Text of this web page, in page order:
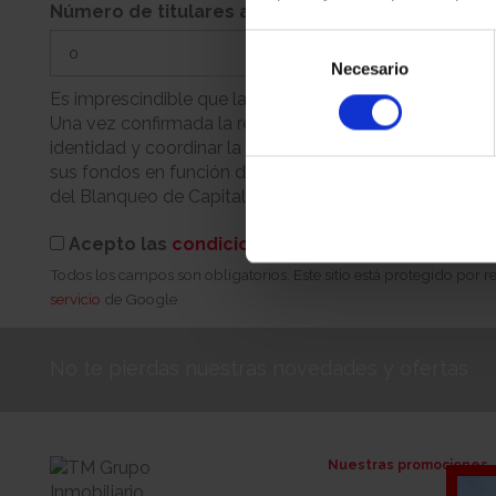
consentimiento
Necesario
Número de titulares adicionales
Es imprescindible que la persona que realiza la
Una vez confirmada la reserva, nuestro equipo se
identidad y coordinar la cita para la firma. Recuerde
sus fondos en función de su condición (persona
del Blanqueo de Capitales.
Acepto las condiciones de reserva
Todos los campos son obligatorios. Este sitio está protegido por
servicio de Google
Nuestras promociones